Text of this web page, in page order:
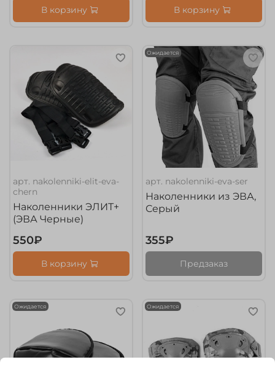
В корзину В корзину
арт. nakolenniki-elit-eva-
chern
Наколенники ЭЛИТ+
(ЭВА Черные)
550₽
В корзину
Ожидается
арт. nakolenniki-eva-ser
Наколенники из ЭВА,
Серый
355₽
Предзаказ
Ожидается Ожидается